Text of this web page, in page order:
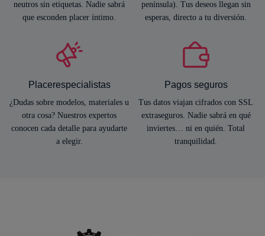
neutros sin etiquetas. Nadie sabrá
que esconden placer íntimo.
península). Tus deseos llegan sin
esperas, directo a tu diversión.
Placerespecialistas
¿Dudas sobre modelos, materiales u
otra cosa? Nuestros expertos
conocen cada detalle para ayudarte
a elegir.
Pagos seguros
Tus datos viajan cifrados con SSL
extraseguros. Nadie sabrá en qué
inviertes… ni en quién. Total
tranquilidad.